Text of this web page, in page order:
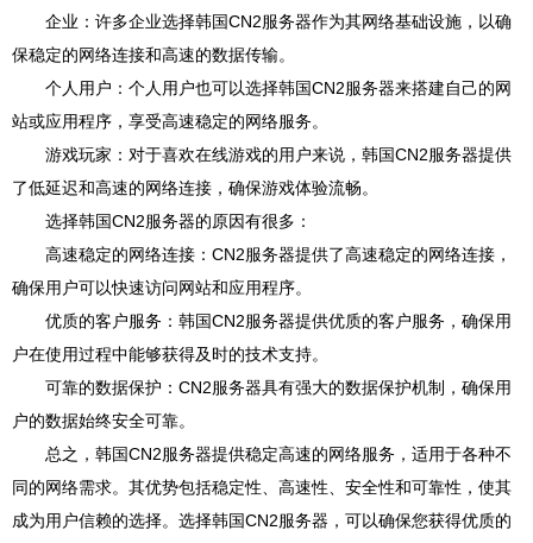
企业：许多企业选择韩国CN2服务器作为其网络基础设施，以确
保稳定的网络连接和高速的数据传输。
个人用户：个人用户也可以选择韩国CN2服务器来搭建自己的网
站或应用程序，享受高速稳定的网络服务。
游戏玩家：对于喜欢在线游戏的用户来说，韩国CN2服务器提供
了低延迟和高速的网络连接，确保游戏体验流畅。
选择韩国CN2服务器的原因有很多：
高速稳定的网络连接：CN2服务器提供了高速稳定的网络连接，
确保用户可以快速访问网站和应用程序。
优质的客户服务：韩国CN2服务器提供优质的客户服务，确保用
户在使用过程中能够获得及时的技术支持。
可靠的数据保护：CN2服务器具有强大的数据保护机制，确保用
户的数据始终安全可靠。
总之，韩国CN2服务器提供稳定高速的网络服务，适用于各种不
同的网络需求。其优势包括稳定性、高速性、安全性和可靠性，使其
成为用户信赖的选择。选择韩国CN2服务器，可以确保您获得优质的